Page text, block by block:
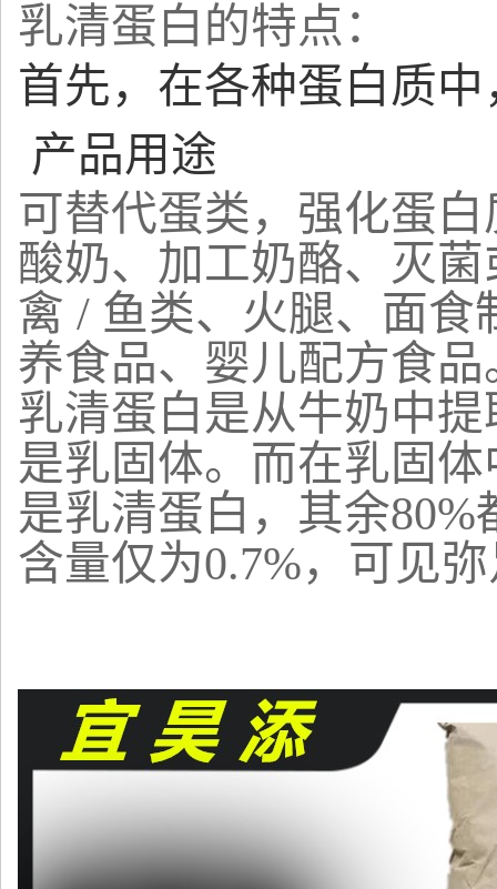
乳清蛋白的特点：
首先，在各种蛋白质
产品用途
可替代蛋类，强化蛋
酸奶、加工奶酪、灭
禽 / 鱼类、火腿、面食
养食品、婴儿配方食品
乳清蛋白是从牛奶中
是乳固体。而在乳固
是乳清蛋白，其余
含量仅为0.7%，可见